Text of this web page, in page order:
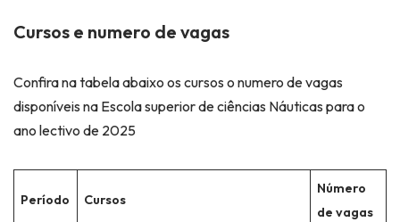
Cursos e numero de vagas
Confira na tabela abaixo os cursos o numero de vagas
disponíveis na Escola superior de ciências Náuticas para o
ano lectivo de 2025
Período Cursos
Número
de vagas